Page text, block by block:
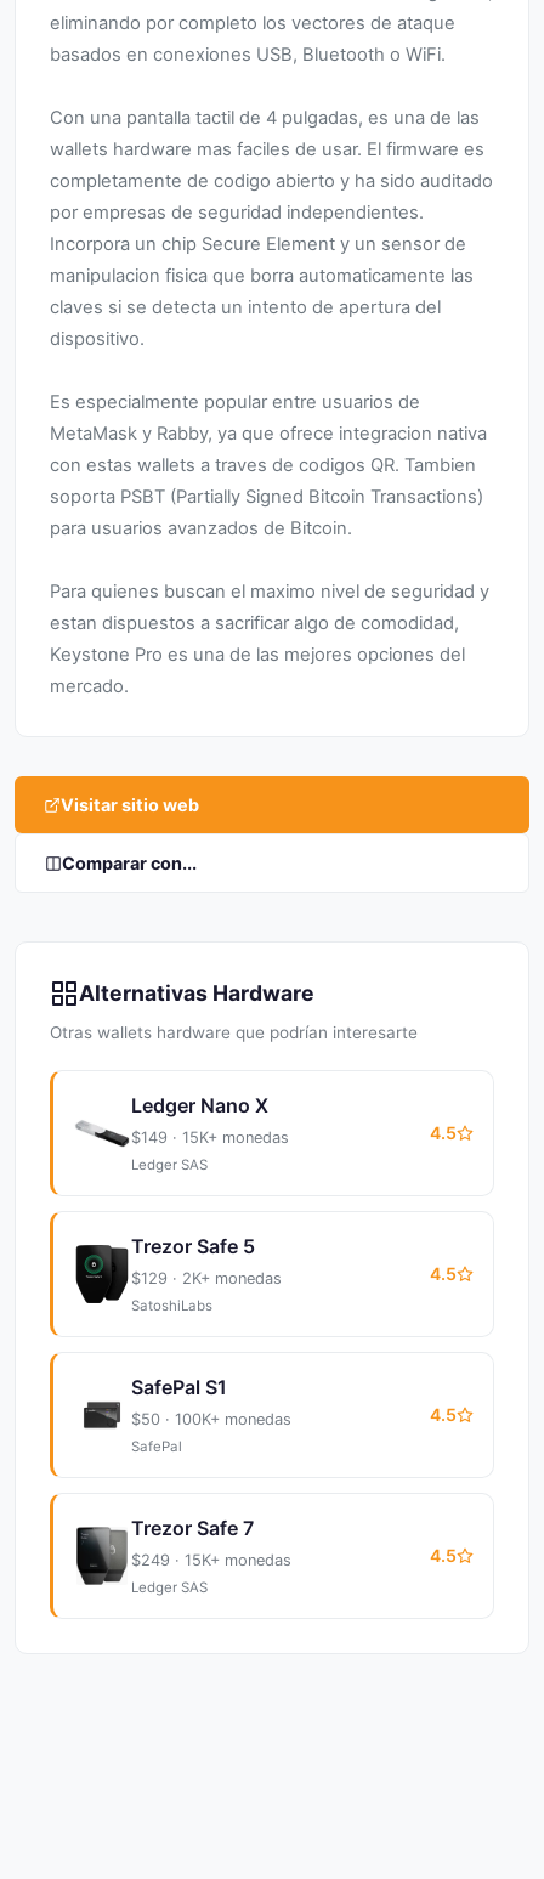
eliminando por completo los vectores de ataque
basados en conexiones USB, Bluetooth o WiFi.
Con una pantalla tactil de 4 pulgadas, es una de las
wallets hardware mas faciles de usar. El firmware es
completamente de codigo abierto y ha sido auditado
por empresas de seguridad independientes.
Incorpora un chip Secure Element y un sensor de
manipulacion fisica que borra automaticamente las
claves si se detecta un intento de apertura del
dispositivo.
Es especialmente popular entre usuarios de
MetaMask y Rabby, ya que ofrece integracion nativa
con estas wallets a traves de codigos QR. Tambien
soporta PSBT (Partially Signed Bitcoin Transactions)
para usuarios avanzados de Bitcoin.
Para quienes buscan el maximo nivel de seguridad y
estan dispuestos a sacrificar algo de comodidad,
Keystone Pro es una de las mejores opciones del
mercado.
Visitar sitio web
Comparar con...
Alternativas Hardware
Otras wallets hardware que podrían interesarte
Ledger Nano X
$149 · 15K+ monedas
Ledger SAS
4.5
Trezor Safe 5
$129 · 2K+ monedas
SatoshiLabs
4.5
SafePal S1
$50 · 100K+ monedas
SafePal
4.5
Trezor Safe 7
$249 · 15K+ monedas
Ledger SAS
4.5